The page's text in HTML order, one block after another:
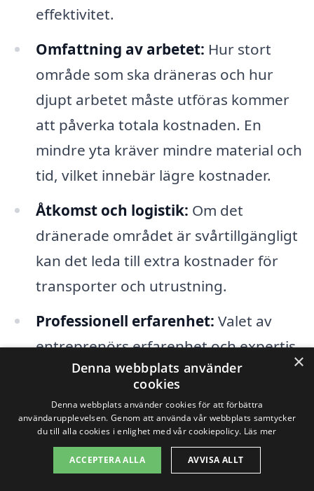
effektivitet.
Omfattning av arbetet: Hur stort
område som ska dräneras och hur
djupt arbetet måste utföras kommer
att påverka totala kostnaden. En
mindre yta kräver mindre material och
tid, vilket innebär lägre kostnader.
Åtkomst och logistik: Om det
dränerade området är svårtillgängligt
kan det leda till extra kostnader för
transporter och utrustning.
Professionell erfarenhet: Valet av
entreprenörs erfarenhet och expertis
kan också påverka priset. Mer erfarna
företag kan ta ut högre avgifter, men
de erbjuder ofta bättre kvalitet och
resultat.
×
Denna webbplats använder
cookies
Denna webbplats använder cookies för att förbättra
användarupplevelsen. Genom att använda vår webbplats samtycker
du till alla cookies i enlighet med vår cookiepolicy. Läs mer
ACCEPTERA ALLA AVVISA ALLT